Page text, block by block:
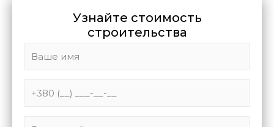
Узнайте стоимость
строительства